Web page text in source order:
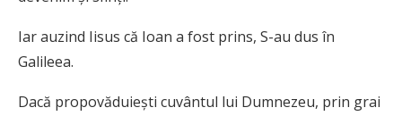
Iar auzind Iisus că Ioan a fost prins, S-au dus în
Galileea.
Dacă propovăduiești cuvântul lui Dumnezeu, prin grai